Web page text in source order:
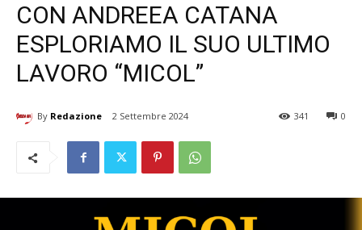
CON ANDREEA CATANA
ESPLORIAMO IL SUO ULTIMO
LAVORO “MICOL”
By Redazione 2 Settembre 2024 0
341